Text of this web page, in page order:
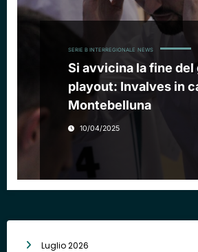
SERIE B INTERREGIONALE NEWS
Si avvicina la fine del
playout: Invalves in
Montebelluna
10/04/2025
Luglio 2026